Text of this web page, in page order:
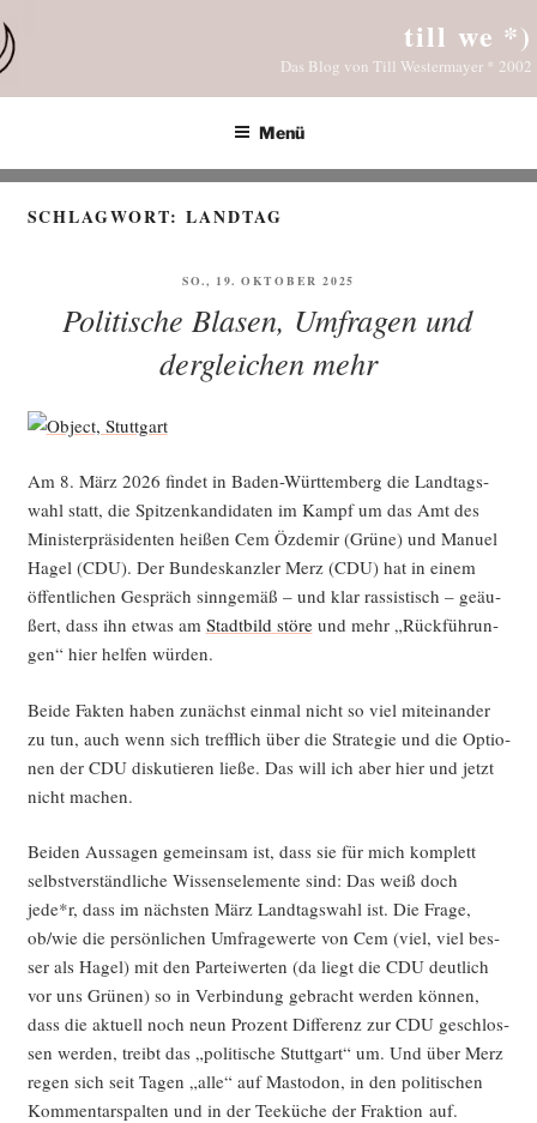
Inhalt
springen
till we *)
Das Blog von Till Westermayer * 2002
Menü
SCHLAGWORT:LANDTAG
VERÖFFENTLICHT
SO., 19. OKTOBER 2025
Politische Blasen, Umfragen und
dergleichen mehr
Am 8. März 2026 fin­det in Baden-Würt­tem­berg die Land­tags­
wahl statt, die Spit­zen­kan­di­da­ten im Kampf um das Amt des
Minis­ter­prä­si­den­ten hei­ßen Cem Özd­emir (Grü­ne) und Manu­el
Hagel (CDU). Der Bun­des­kanz­ler Merz (CDU) hat in einem
öffent­li­chen Gespräch sinn­ge­mäß – und klar ras­sis­tisch – geäu­
ßert, dass ihn etwas am Stadt­bild stö­reund mehr „Rück­füh­run­
gen“ hier hel­fen würden.
Bei­de Fak­ten haben zunächst ein­mal nicht so viel mit­ein­an­der
zu tun, auch wenn sich treff­lich über die Stra­te­gie und die Optio­
nen der CDU dis­ku­tie­ren lie­ße. Das will ich aber hier und jetzt
nicht machen.
Bei­den Aus­sa­gen gemein­sam ist, dass sie für mich kom­plett
selbst­ver­ständ­li­che Wis­sens­ele­men­te sind: Das weiß doch
jede*r, dass im nächs­ten März Land­tags­wahl ist. Die Fra­ge,
ob/wie die per­sön­li­chen Umfra­ge­wer­te von Cem (viel, viel bes­
ser als Hagel) mit den Par­tei­wer­ten (da liegt die CDU deut­lich
vor uns Grü­nen) so in Ver­bin­dung gebracht wer­den kön­nen,
dass die aktu­ell noch neun Pro­zent Dif­fe­renz zur CDU geschlos­
sen wer­den, treibt das „poli­ti­sche Stutt­gart“ um. Und über Merz
regen sich seit Tagen „alle“ auf Mast­o­don, in den poli­ti­schen
Kom­men­tar­spal­ten und in der Tee­kü­che der Frak­ti­on auf.